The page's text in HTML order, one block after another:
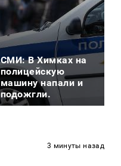
СМИ: В Химках на
полицейскую
машину напали и
подожгли.
3 минуты назад